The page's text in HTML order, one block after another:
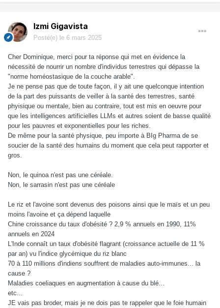
Izmi Gigavista
Posté(e) le 6 mars 2025
Cher Dominique, merci pour ta réponse qui met en évidence la
nécessité de nourrir un nombre d'individus terrestres qui dépasse la
"norme homéostasique de la couche arable".
Je ne pense pas que de toute façon, il y ait une quelconque intention
de la part des puissants de veiller à la santé des terrestres, santé
phyisique ou mentale, bien au contraire, tout est mis en oeuvre pour
que les intelligences artificielles LLMs et autres soient de basse qualité
pour les pauvres et exponentielles pour les riches.
De même pour la santé physique, peu importe à BIg Pharma de se
soucier de la santé des humains du moment que cela peut rapporter et
gros.
Non, le quinoa n'est pas une céréale.
Non, le sarrasin n'est pas une céréale
Le riz et l'avoine sont devenus des poisons ainsi que le maïs et un peu
moins l'avoine et ça dépend laquelle
Chine croissance du taux d'obésité ? 2,9 % annuels en 1990, 11%
annuels en 2024
L'Inde connaît un taux d'obésité flagrant (croissance actuelle de 11 %
par an) vu l'indice glycémique du riz blanc
70 à 110 millions d'indiens souffrent de maladies auto-immunes... la
cause ?
Maladies coeliaques en augmentation à cause du blé...
etc...
JE vais pas broder, mais je ne dois pas te rappeler que le foie humain